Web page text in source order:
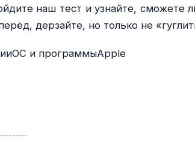
наш тест и узнайте, сможете
дерзайте, но только не
и программыApple